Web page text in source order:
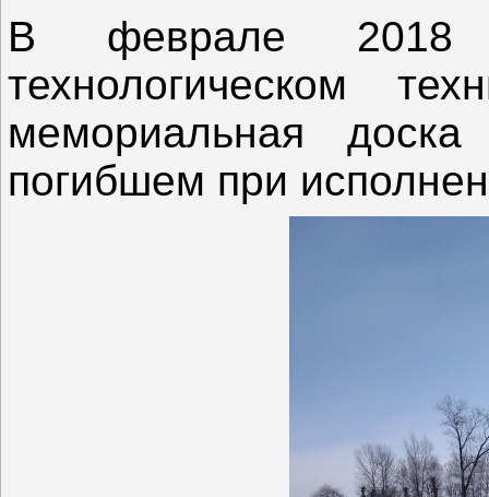
В феврале 2018
технологическом
мемориальная
погибшем при